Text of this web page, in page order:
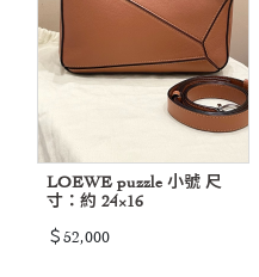
LOEWE puzzle 小號 尺
寸：約 24×16
＄52,000